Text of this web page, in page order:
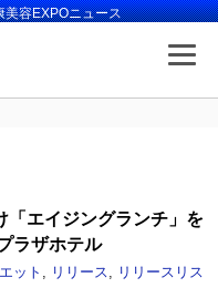
容EXPOニュース
「エイジングランチ」を
ラザホテル
ット リリース
リリースリス